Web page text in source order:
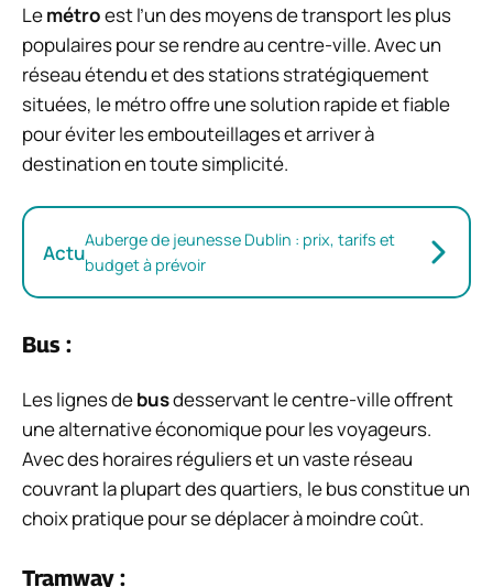
Lemétroest l’un des moyens de transport les plus
populaires pour se rendre au centre-ville. Avec un
réseau étendu et des stations stratégiquement
situées, le métro offre une solution rapide et fiable
pour éviter les embouteillages et arriver à
destination en toute simplicité.
ActuAuberge de jeunesse Dublin : prix, tarifs et
budget à prévoir
Bus :
Les lignes debusdesservant le centre-ville offrent
une alternative économique pour les voyageurs.
Avec des horaires réguliers et un vaste réseau
couvrant la plupart des quartiers, le bus constitue un
choix pratique pour se déplacer à moindre coût.
Tramway :